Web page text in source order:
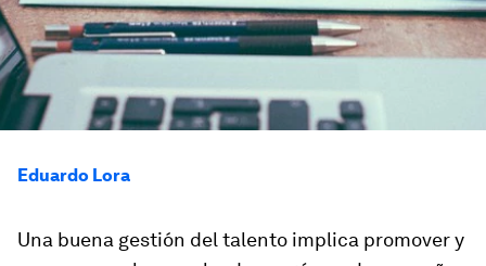
Eduardo Lora
Una buena gestión del talento implica promover y